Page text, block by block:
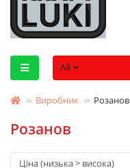
All
Виробник Розанов
Розанов